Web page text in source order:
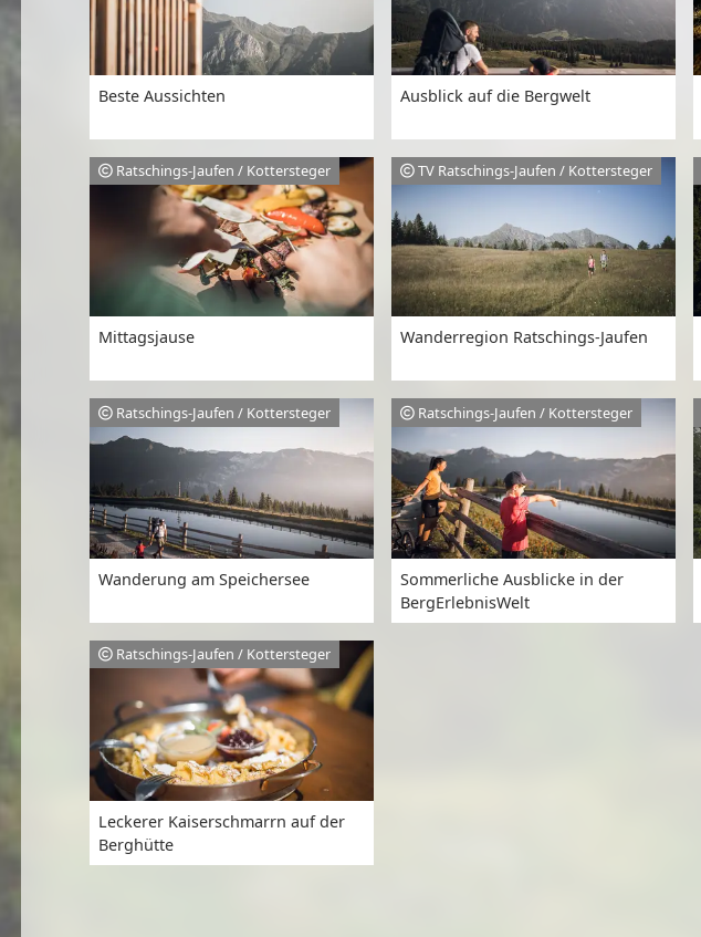
Beste Aussichten Ausblick auf die Bergwelt
Ratschings-Jaufen / Kottersteger
Mittagsjause
TV Ratschings-Jaufen / Kottersteger
Wanderregion Ratschings-Jaufen
Ratschings-Jaufen / Kottersteger
Wanderung am Speichersee
Ratschings-Jaufen / Kottersteger
Sommerliche Ausblicke in der
BergErlebnisWelt
Ratschings-Jaufen / Kottersteger
Leckerer Kaiserschmarrn auf der
Berghütte